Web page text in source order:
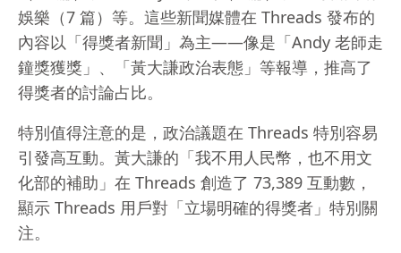
娛樂（7 篇）等。這些新聞媒體在 Threads 發布的
內容以「得獎者新聞」為主——像是「Andy 老師走
鐘獎獲獎」、「黃大謙政治表態」等報導，推高了
得獎者的討論占比。
特別值得注意的是，政治議題在 Threads 特別容易
引發高互動。黃大謙的「我不用人民幣，也不用文
化部的補助」在 Threads 創造了 73,389 互動數，
顯示 Threads 用戶對「立場明確的得獎者」特別關
注。